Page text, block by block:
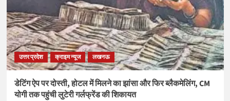
उत्तर प्रदेश क्राइम न्यूज लखनऊ
डेटिंग ऐप पर दोस्ती, होटल में मिलने का झांसा और फिर ब्लैकमेलिंग, CM
योगी तक पहुंची लुटेरी गर्लफ्रेंड की शिकायत